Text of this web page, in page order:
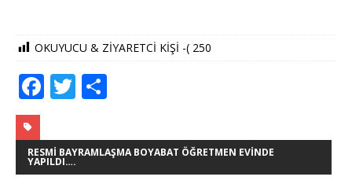
OKUYUCU & ZİYARETCİ KİŞİ -( 250
F
c
e
T
it
te
ar
e
RESMI BAYRAMLAŞMA BOYABAT ÖĞRETMEN EVINDE
YAPILDI….